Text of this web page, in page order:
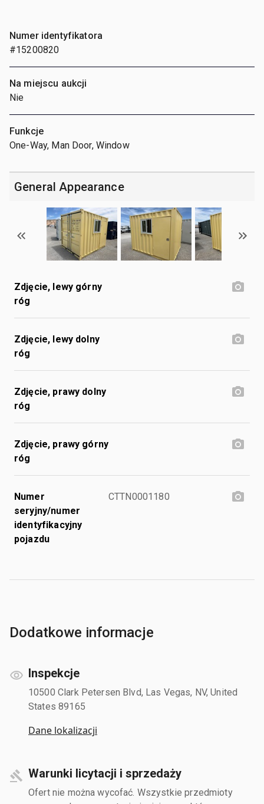
Numer identyfikatora
#15200820
Na miejscu aukcji
Nie
Funkcje
One-Way, Man Door, Window
General Appearance
Zdjęcie, lewy górny
róg
Zdjęcie, lewy dolny
róg
Zdjęcie, prawy dolny
róg
Zdjęcie, prawy górny
róg
Numer
seryjny/numer
identyfikacyjny
pojazdu
CTTN0001180
Dodatkowe informacje
Inspekcje
10500 Clark Petersen Blvd, Las Vegas, NV, United
States 89165
Dane lokalizacji
Warunki licytacji i sprzedaży
Ofert nie można wycofać. Wszystkie przedmioty